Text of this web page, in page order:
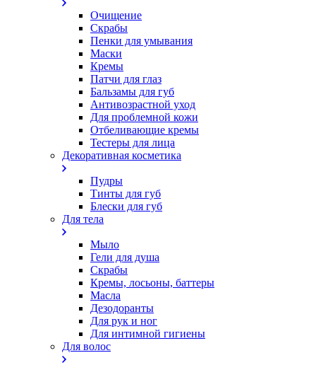
Очищение
Скрабы
Пенки для умывания
Маски
Кремы
Патчи для глаз
Бальзамы для губ
Антивозрастной уход
Для проблемной кожи
Oтбеливающие кремы
Тестеры для лица
Декоративная косметика
Пудры
Тинты для губ
Блески для губ
Для тела
Мыло
Гели для душа
Скрабы
Кремы, лосьоны, баттеры
Масла
Дезодоранты
Для рук и ног
Для интимной гигиены
Для волос